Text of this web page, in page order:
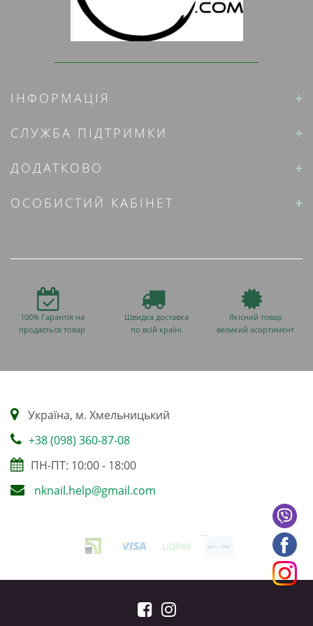
ІНФОРМАЦІЯ
СЛУЖБА ПІДТРИМКИ
ДОДАТКОВО
ОСОБИСТИЙ КАБІНЕТ
100% Гарантія на
продається товар
Швидка доставка
по всій країні
Якісний товар
великий асортимент
Українa, м. Хмельницький
+38 (098) 360-87-08
ПН-ПТ: 10:00 - 18:00
nknail.help@gmail.com